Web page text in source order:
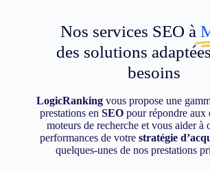
Nos services SEO à
des solutions
besoins
LogicRanking vous propose une
prestations en SEOpour répondre aux
moteurs de recherche et vous aider à
performances de votre stratégie
quelques-unes de nos prestations